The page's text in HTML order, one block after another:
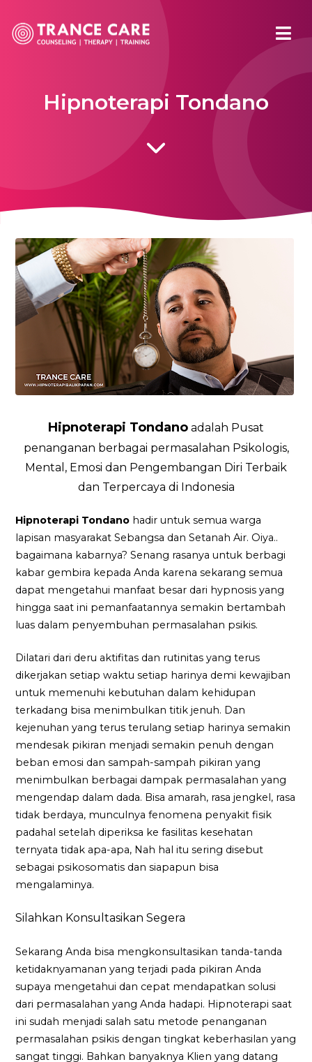
Hipnoterapi Tondano
Hipnoterapi Tondano adalah Pusat
penanganan berbagai permasalahan Psikologis,
Mental, Emosi dan Pengembangan Diri Terbaik
dan Terpercaya di Indonesia
Hipnoterapi Tondano hadir untuk semua warga
lapisan masyarakat Sebangsa dan Setanah Air. Oiya..
bagaimana kabarnya? Senang rasanya untuk berbagi
kabar gembira kepada Anda karena sekarang semua
dapat mengetahui manfaat besar dari hypnosis yang
hingga saat ini pemanfaatannya semakin bertambah
luas dalam penyembuhan permasalahan psikis.
Dilatari dari deru aktifitas dan rutinitas yang terus
dikerjakan setiap waktu setiap harinya demi kewajiban
untuk memenuhi kebutuhan dalam kehidupan
terkadang bisa menimbulkan titik jenuh. Dan
kejenuhan yang terus terulang setiap harinya semakin
mendesak pikiran menjadi semakin penuh dengan
beban emosi dan sampah-sampah pikiran yang
menimbulkan berbagai dampak permasalahan yang
mengendap dalam dada. Bisa amarah, rasa jengkel, rasa
tidak berdaya, munculnya fenomena penyakit fisik
padahal setelah diperiksa ke fasilitas kesehatan
ternyata tidak apa-apa, Nah hal itu sering disebut
sebagai psikosomatis dan siapapun bisa
mengalaminya.
Silahkan Konsultasikan Segera
Sekarang Anda bisa mengkonsultasikan tanda-tanda
ketidaknyamanan yang terjadi pada pikiran Anda
supaya mengetahui dan cepat mendapatkan solusi
dari permasalahan yang Anda hadapi. Hipnoterapi saat
ini sudah menjadi salah satu metode penanganan
permasalahan psikis dengan tingkat keberhasilan yang
sangat tinggi. Bahkan banyaknya Klien yang datang